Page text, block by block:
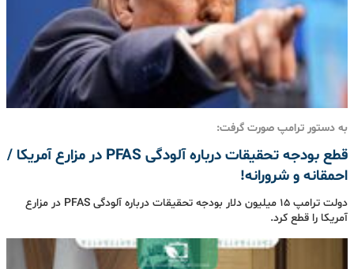
به دستور ترامپ صورت گرفت:
قطع بودجه تحقیقات درباره آلودگی PFAS در مزارع آمریکا /
احمقانه و شرورانه!
دولت ترامپ ۱۵ میلیون دلار بودجه تحقیقات درباره آلودگی PFAS در مزارع
آمریکا را قطع کرد.